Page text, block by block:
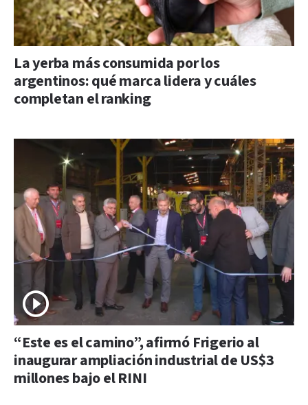
La yerba más consumida por los
argentinos: qué marca lidera y cuáles
completan el ranking
“Este es el camino”, afirmó Frigerio al
inaugurar ampliación industrial de US$3
millones bajo el RINI